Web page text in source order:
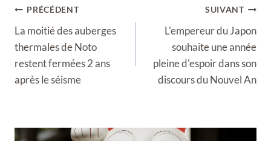
Navigation
de
l’article
PRÉCÉDENT
La moitié des auberges
thermales de Noto
restent fermées 2 ans
après le séisme
SUIVANT
L'empereur du Japon
souhaite une année
pleine d'espoir dans son
discours du Nouvel An